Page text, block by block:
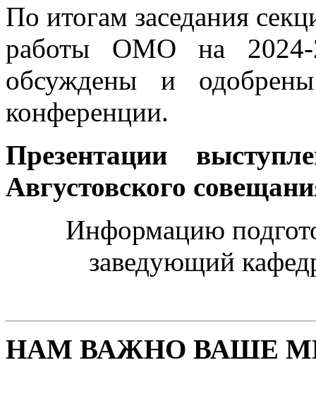
По итогам заседания
работы ОМО на 2024-
обсуждены и
конференции.
Презентации
Августовского совещани
Информацию
заведующий
НАМ ВАЖНО ВАШЕ